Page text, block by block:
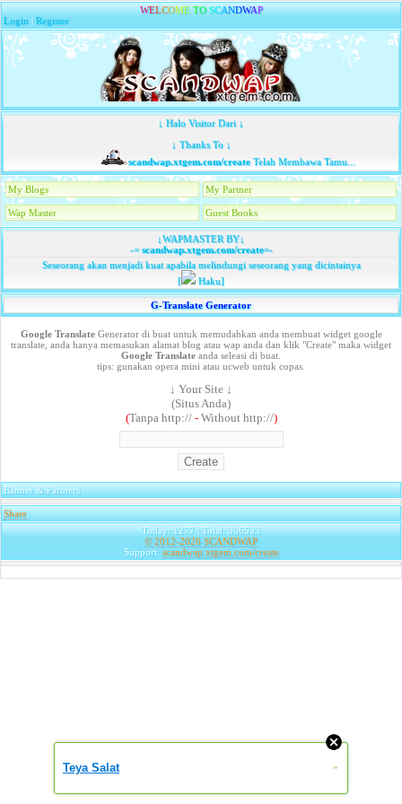
WELCOME TO SCANDWAP
Login |Register
↓ Halo Visitor Dari ↓
↓ Thanks To ↓
scandwap.xtgem.com/createTelah Membawa Tamu...
My Blogs My Partner
Wap Master Guest Books
↓WAPMASTER BY↓
-=scandwap.xtgem.com/create=-
Seseorang akan menjadi kuat apabila melindungi seseorang yang dicintainya
[
Haku]
G-Translate Generator
Google TranslateGenerator di buat untuk memudahkan anda membuat widget google
translate, anda hanya memasukan alamat blog atau wap anda dan klik "Create" maka widget
Google Translate anda seleasi di buat.
tips: gunakan opera mini atau ucweb untuk copas.
↓ Your Site ↓
(Situs Anda)
(Tanpa http:// -Without http://)
Banner & Partners
Share|
Today: 1277 | Total: 306533
© 2012-2026 SCANDWAP
Support: scandwap.xtgem.com/create
Teya Salat »